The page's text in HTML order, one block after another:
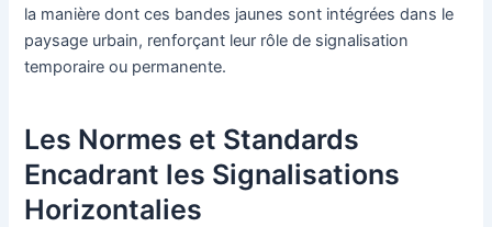
la manière dont ces bandes jaunes sont intégrées dans le
paysage urbain, renforçant leur rôle de signalisation
temporaire ou permanente.
Les Normes et Standards
Encadrant les Signalisations
Horizontalies